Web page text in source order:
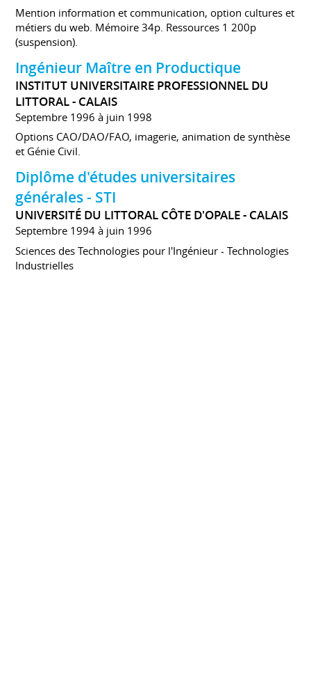
Mention information et communication, option cultures et
métiers du web. Mémoire 34p. Ressources 1 200p
(suspension).
Ingénieur Maître en Productique
INSTITUT UNIVERSITAIRE PROFESSIONNEL DU
LITTORAL - CALAIS
Septembre 1996 à juin 1998
Options CAO/DAO/FAO, imagerie, animation de synthèse
et Génie Civil.
Diplôme d'études universitaires
générales - STI
UNIVERSITÉ DU LITTORAL CÔTE D'OPALE - CALAIS
Septembre 1994 à juin 1996
Sciences des Technologies pour l'Ingénieur - Technologies
Industrielles